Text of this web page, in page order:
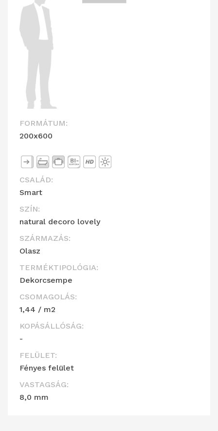
FORMÁTUM:
200x600
CSALÁD:
Smart
SZÍN:
natural decoro lovely
SZÁRMAZÁS:
Olasz
TERMÉKTIPOLÓGIA:
Dekorcsempe
CSOMAGOLÁS:
1,44 / m2
KOPÁSÁLLÓSÁG:
-
FELÜLET:
Fényes felület
VASTAGSÁG:
8,0 mm